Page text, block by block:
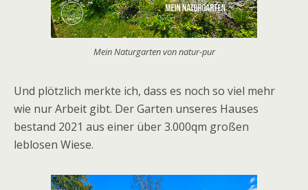
Mein Naturgarten von natur-pur
Und plötzlich merkte ich, dass es noch so viel mehr
wie nur Arbeit gibt. Der Garten unseres Hauses
bestand 2021 aus einer über 3.000qm großen
leblosen Wiese.